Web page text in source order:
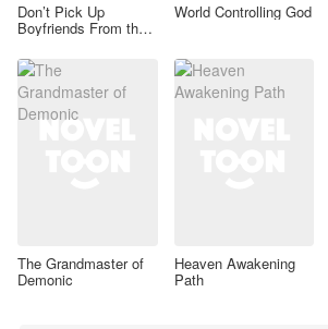
Don’t Pick Up
Boyfriends From the
World Controlling God
The Grandmaster of
Demonic
Heaven Awakening
Path